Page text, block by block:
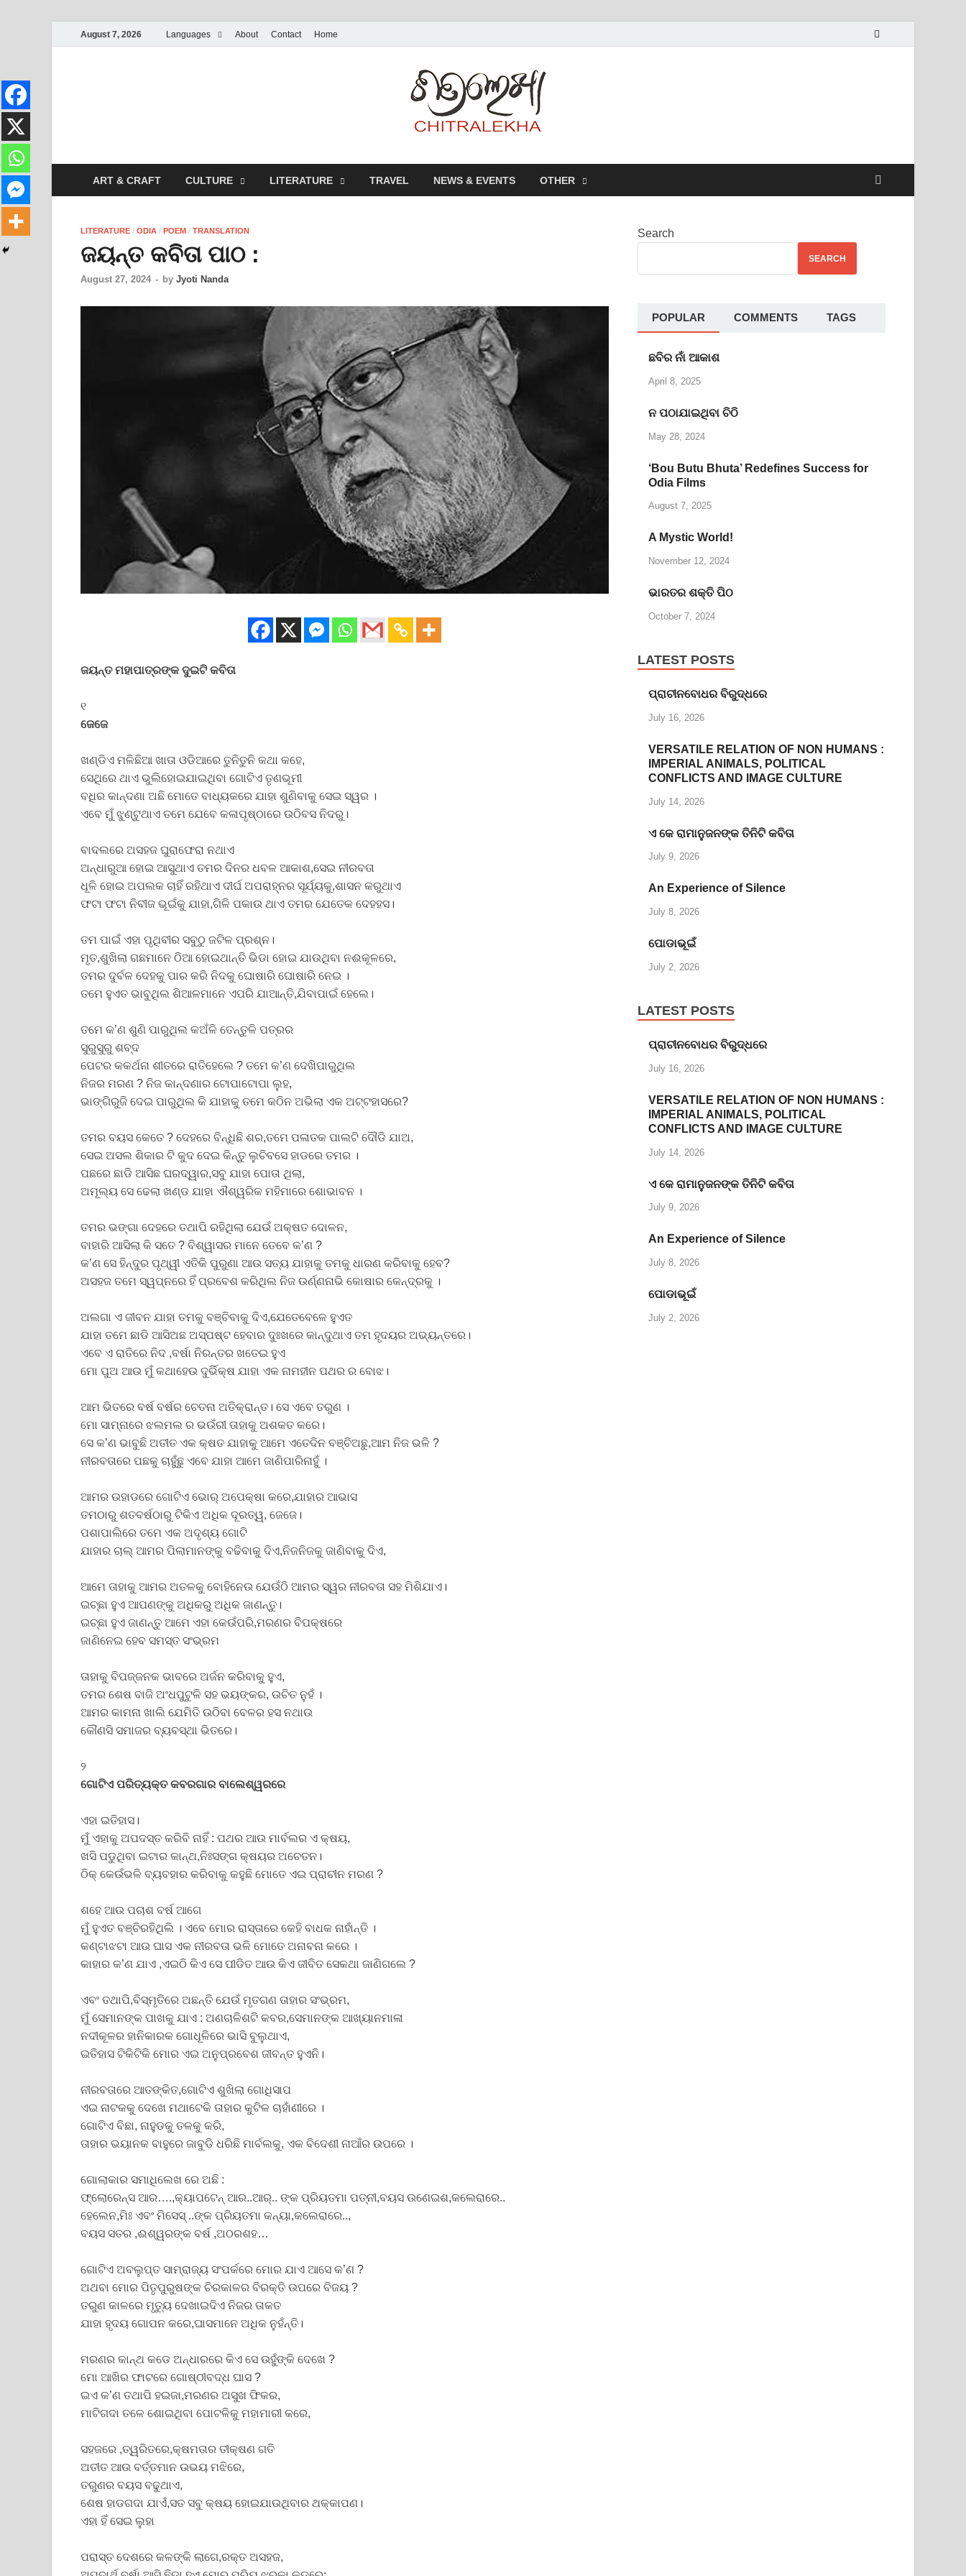
August 7, 2026 Languages About Contact Home
ART & CRAFT CULTURE LITERATURE TRAVEL NEWS & EVENTS OTHER
LITERATURE / ODIA / POEM / TRANSLATION
ଜୟନ୍ତ କବିତା ପାଠ :
August 27, 2024 - by Jyoti Nanda
ଜୟନ୍ତ ମହାପାତ୍ରଙ୍କ ଦୁଇଟି କବିତା
୧
ଜେଜେ
ଖଣ୍ଡିଏ ମଳିଛିଆ ଖାତା ଓଡିଆରେ ତୁନିତୁନି କଥା କହେ,
ସେଥିରେ ଥାଏ ଭୁଲିହୋଇଯାଇଥିବା ଗୋଟିଏ ତୃଣଭୂମୀ
ବଧିର କାନ୍ଦଣା ଅଛି ମୋତେ ବାଧ୍ୟକରେ ଯାହା ଶୁଣିବାକୁ ସେଇ ସ୍ୱର ।
ଏବେ ମୁଁ ଝୁଣ୍ଟୁଥାଏ ତମେ ଯେବେ କଳାପୃଷ୍ଠାରେ ଉଠିବସ ନିଦରୁ।
ବାଦଲରେ ଅସହଜ ଘୁରାଫେରା ନଥାଏ
ଅନ୍ଧାରୁଆ ହୋଇ ଆସୁଥାଏ ତମର ଦିନର ଧବଳ ଆକାଶ,ସେଇ ନୀରବତା
ଧୂଳି ହୋଇ ଅପଲକ ଚାହିଁ ରହିଥାଏ ଦୀର୍ଘ ଅପରାହ୍ନର ସୂର୍ଯ୍ୟକୁ,ଶାସନ କରୁଥାଏ
ଫଟା ଫଟା ନିବୀଜ ଭୂଇଁକୁ ଯାହା,ଗିଳି ପକାଉ ଥାଏ ତମର ଯେତେକ ଦେହହସ।
ତମ ପାଇଁ ଏହା ପୃଥିବୀର ସବୁଠୁ ଜଟିଳ ପ୍ରଶ୍ନ।
ମୃତ,ଶୁଖିଲା ଗଛମାନେ ଠିଆ ହୋଇଥାନ୍ତି ଭିଡା ହୋଇ ଯାଉଥିବା ନଈକୂଳରେ,
ତମର ଦୁର୍ବଳ ଦେହକୁ ପାର କରି ନିଦକୁ ଘୋଷାରି ଘୋଷାରି ନେଇ ।
ତମେ ହୁଏତ ଭାବୁଥିଲ ଶିଆଳମାନେ ଏପରି ଯାଆନ୍ତି,ଯିବାପାଇଁ ହେଲେ।
ତମେ କ’ଣ ଶୁଣି ପାରୁଥିଲ କଅଁଳି ତେନ୍ତୁଳି ପତ୍ରର
ସୁରୁସୁରୁ ଶବ୍ଦ
ପେଟର କକର୍ଥନା ଶୀତରେ ରାତିହେଲେ ? ତମେ କ’ଣ ଦେଖିପାରୁଥିଲ
ନିଜର ମରଣ ? ନିଜ କାନ୍ଦଣାର ଟୋପାଟୋପା ଲୁହ,
ଭାଙ୍ଗିରୁଜି ଦେଇ ପାରୁଥିଲ କି ଯାହାକୁ ତମେ କଠିନ ଅଭିଲା ଏକ ଅଟ୍ଟହାସରେ?
ତମର ବୟସ କେତେ ? ଦେହରେ ବିନ୍ଧିଛି ଶର,ତମେ ପଳାତକ ପାଲଟି ଦୌଡି ଯାଅ,
ସେଇ ଅସଲ ଶିକାର ଟି କୁଦ ଦେଇ କିନ୍ତୁ ଲୁଚିବସେ ହାଡରେ ତମର ।
ପଛରେ ଛାଡି ଆସିଛ ଘରଦ୍ୱାର,ସବୁ ଯାହା ପୋତା ଥିଲା,
ଅମୂଲ୍ୟ ସେ ଢେଲା ଖଣ୍ଡ ଯାହା ଐଶ୍ୱରିକ ମହିମାରେ ଶୋଭାବନ ।
ତମର ଭଙ୍ଗା ଦେହରେ ତଥାପି ରହିଥିଲା ଯେଉଁ ଅକ୍ଷତ ଦୋଳନ,
ବାହାରି ଆସିଲା କି ସତେ ? ବିଶ୍ୱାସର ମାନେ ତେବେ କ’ଣ ?
କ’ଣ ସେ ହିନ୍ଦୁର ପୃଥ୍ୱୀ ଏତିକି ପୁରୁଣା ଆଉ ସତ୍ୟ ଯାହାକୁ ତମକୁ ଧାରଣ କରିବାକୁ ହେବ?
ଅସହଜ ତମେ ସ୍ୱପ୍ନରେ ହିଁ ପ୍ରବେଶ କରିଥିଲ ନିଜ ଉର୍ଣ୍ଣନାଭି କୋଷାର କେନ୍ଦ୍ରକୁ ।
ଅଲଗା ଏ ଜୀବନ ଯାହା ତମକୁ ବଞ୍ଚିବାକୁ ଦିଏ,ଯେତେବେଳେ ହୁଏତ
ଯାହା ତମେ ଛାଡି ଆସିଅଛ ଅସ୍ପଷ୍ଟ ହେବାର ଦୁଃଖରେ କାନ୍ଦୁଥାଏ ତମ ହୃଦୟର ଅଭ୍ୟନ୍ତରେ।
ଏବେ ଏ ରାତିରେ ନିଦ ,ବର୍ଷା ନିରନ୍ତର ଖତେଇ ହୁଏ
ମୋ ପୁଅ ଆଉ ମୁଁ କଥାହେଉ ଦୁର୍ଭିକ୍ଷ ଯାହା ଏକ ନାମହୀନ ପଥର ର ବୋଝ।
ଆମ ଭିତରେ ବର୍ଷ ବର୍ଷର ଚେତନା ଅତିକ୍ରାନ୍ତ। ସେ ଏବେ ତରୁଣ ।
ମୋ ସାମ୍ନାରେ ଝଲମଲ ର ଭଉଁରୀ ତାହାକୁ ଅଶକତ କରେ।
ସେ କ’ଣ ଭାବୁଛି ଅତୀତ ଏକ କ୍ଷତ ଯାହାକୁ ଆମେ ଏତେଦିନ ବଞ୍ଚିଅଛୁ,ଆମ ନିଜ ଭଳି ?
ନୀରବତାରେ ପଛକୁ ଚାହୁଁଛୁ ଏବେ ଯାହା ଆମେ ଜାଣିପାରିନାହୁଁ ।
ଆମର ଉହାଡରେ ଗୋଟିଏ ଭୋର୍ ଅପେକ୍ଷା କରେ,ଯାହାର ଆଭାସ
ତମଠାରୁ ଶତବର୍ଷଠାରୁ ଟିକିଏ ଅଧିକ ଦୂରତ୍ୱ, ଜେଜେ।
ପଶାପାଲିରେ ତମେ ଏକ ଅଦୃଶ୍ୟ ଗୋଟି
ଯାହାର ଚାଲ୍ ଆମର ପିଲାମାନଙ୍କୁ ବଢିବାକୁ ଦିଏ,ନିଜନିଜକୁ ଜାଣିବାକୁ ଦିଏ,
ଆମେ ତାହାକୁ ଆମର ଅତଳକୁ ବୋହିନେଉ ଯେଉଁଠି ଆମର ସ୍ୱର ନୀରବତା ସହ ମିଶିଯାଏ।
ଇଚ୍ଛା ହୁଏ ଆପଣଙ୍କୁ ଅଧିକରୁ ଅଧିକ ଜାଣନ୍ତୁ।
ଇଚ୍ଛା ହୁଏ ଜାଣନ୍ତୁ ଆମେ ଏହା କେଉଁପରି,ମରଣର ବିପକ୍ଷରେ
ଜାଣିନେଇ ହେବ ସମସ୍ତ ସଂଭ୍ରମ
ତାହାକୁ ବିପଜ୍ଜନକ ଭାବରେ ଅର୍ଜନ କରିବାକୁ ହୁଏ,
ତମର ଶେଷ ବାଜି ଅଂଧପୁଟୁଳି ସହ ଭୟଙ୍କର, ଉଚିତ ନୁହଁ ।
ଆମର କାମନା ଖାଲି ଯେମିତି ଉଠିବା ବେଳର ହସ ନଥାଉ
କୌଣସି ସମାଜର ବ୍ୟବସ୍ଥା ଭିତରେ।
୨
ଗୋଟିଏ ପରିତ୍ୟକ୍ତ କବରଗାର ବାଲେଶ୍ୱରରେ
ଏହା ଇତିହାସ।
ମୁଁ ଏହାକୁ ଅପଦସ୍ତ କରିବି ନାହିଁ : ପଥର ଆଉ ମାର୍ବଲର ଏ କ୍ଷୟ,
ଖସି ପଡୁଥିବା ଇଟାର କାନ୍ଥ,ନିଃସଙ୍ଗ କ୍ଷୟର ଅଚେତନ।
ଠିକ୍ କେଉଁଭଳି ବ୍ୟବହାର କରିବାକୁ କହୁଛି ମୋତେ ଏଇ ପ୍ରାଚୀନ ମରଣ ?
ଶହେ ଆଉ ପଚାଶ ବର୍ଷ ଆଗେ
ମୁଁ ହୁଏତ ବଞ୍ଚିରହିଥିଲି । ଏବେ ମୋର ରାସ୍ତାରେ କେହି ବାଧକ ନାହାଁନ୍ତି ।
କଣ୍ଟାଝଟା ଆଉ ଘାସ ଏକ ନୀରବତା ଭଳି ମୋତେ ଅନାବନା କରେ ।
କାହାର କ’ଣ ଯାଏ ,ଏଇଠି କିଏ ସେ ପୀଡିତ ଆଉ କିଏ ଜୀବିତ ସେକଥା ଜାଣିଗଲେ ?
ଏବଂ ତଥାପି,ବିସ୍ମୃତିରେ ଅଛନ୍ତି ଯେଉଁ ମୃତଗଣ ତାହାର ସଂଭ୍ରମ,
ମୁଁ ସେମାନଙ୍କ ପାଖକୁ ଯାଏ : ଅଣଚାଳିଶଟି କବର,ସେମାନଙ୍କ ଆଖ୍ୟାନମାଳା
ନଦୀକୂଳର ହାନିକାରକ ଗୋଧୂଳିରେ ଭାସି ବୁଲୁଥାଏ,
ଇତିହାସ ଟିକିଟିକି ମୋର ଏଇ ଅନୁପ୍ରବେଶ ଜୀବନ୍ତ ହୁଏନି।
ନୀରବତାରେ ଆତଙ୍କିତ,ଗୋଟିଏ ଶୁଖିଲା ଗୋଧିସାପ
ଏଇ ନାଟକକୁ ଦେଖେ ମଥାଟେକି ତାହାର କୁଟିଳ ଚାହାଁଣୀରେ ।
ଗୋଟିଏ ବିଛା, ନାହୁଡକୁ ତଳକୁ କରି,
ତାହାର ଭୟାନକ ବାହୁରେ ଜାବୁଡି ଧରିଛି ମାର୍ବଲକୁ, ଏକ ବିଦେଶୀ ନାଆଁର ଉପରେ ।
ଗୋଲାକାର ସମାଧିଲେଖ ରେ ଅଛି :
ଫ୍ଲୋରେନ୍ସ ଆର….,କ୍ୟାପଟେନ୍ ଆର..ଆର୍.. ଙ୍କ ପ୍ରିୟତମା ପତ୍ନୀ,ବୟସ ଉଣେଇଶ,କଲେରାରେ..
ହେଲେନ,ମିଃ ଏବଂ ମିସେସ୍ ..ଙ୍କ ପ୍ରିୟତମା କନ୍ୟା,କଲେରାରେ..,
ବୟସ ସତର ,ଈଶ୍ୱରଙ୍କ ବର୍ଷ ,ଅଠରଶହ…
ଗୋଟିଏ ଅବଲୁପ୍ତ ସାମ୍ରାଜ୍ୟ ସଂପର୍କରେ ମୋର ଯାଏ ଆସେ କ’ଣ ?
ଅଥବା ମୋର ପିତୃପୁରୁଷଙ୍କ ଚିରକାଳର ବିରକ୍ତି ଉପରେ ବିଜୟ ?
ତରୁଣ କାଳରେ ମୃତ୍ୟୁ ଦେଖାଇଦିଏ ନିଜର ତାକତ
ଯାହା ହୃଦୟ ଗୋପନ କରେ,ଘାସମାନେ ଅଧିକ ନୁହଁନ୍ତି।
ମରଣର କାନ୍ଥ କଡେ ଅନ୍ଧାରରେ କିଏ ସେ ଉହୁଁଙ୍କି ଦେଖେ ?
ମୋ ଆଖିର ଫାଟରେ ଗୋଷ୍ଠୀବଦ୍ଧ ଘାସ ?
ଇଏ କ’ଣ ତଥାପି ହଇଜା,ମରଣର ଅସୁଖ ଫିକର,
ମାଟିଗଦା ତଳେ ଶୋଇଥିବା ପୋଟଳିକୁ ମହାମାରୀ କରେ,
ସହଜରେ ,ତ୍ୱରିତରେ,କ୍ଷମତାର ତୀକ୍ଷଣ ଗତି
ଅତୀତ ଆଉ ବର୍ତ୍ତମାନ ଉଭୟ ମଝିରେ,
ତରୁଣର ବୟସ ବଢୁଥାଏ,
ଶେଷ ହାଡଗଦା ଯାଏଁ,ସତ ସବୁ କ୍ଷୟ ହୋଇଯାଉଥିବାର ଥକ୍କାପଣ।
ଏହା ହିଁ ସେଇ ଲୁହା
ପରାସ୍ତ ଦେଶରେ କଳଙ୍କି ଲାଗେ,ରକ୍ତ ଅସହଜ,
Search
SEARCH
POPULAR COMMENTS TAGS
ଛବିର ନାଁ ଆକାଶ
April 8, 2025
ନ ପଠାଯାଇଥିବା ଚିଠି
May 28, 2024
‘Bou Butu Bhuta’ Redefines Success for
Odia Films
August 7, 2025
A Mystic World!
November 12, 2024
ଭାରତର ଶକ୍ତି ପିଠ
October 7, 2024
LATEST POSTS
ପ୍ରାଚୀନବୋଧର ବିରୁଦ୍ଧରେ
July 16, 2026
VERSATILE RELATION OF NON HUMANS :
IMPERIAL ANIMALS, POLITICAL
CONFLICTS AND IMAGE CULTURE
July 14, 2026
ଏ କେ ରାମାନୁଜନଙ୍କ ତିନିଟି କବିତା
July 9, 2026
An Experience of Silence
July 8, 2026
ପୋଡାଭୂଇଁ
July 2, 2026
LATEST POSTS
ପ୍ରାଚୀନବୋଧର ବିରୁଦ୍ଧରେ
July 16, 2026
VERSATILE RELATION OF NON HUMANS :
IMPERIAL ANIMALS, POLITICAL
CONFLICTS AND IMAGE CULTURE
July 14, 2026
ଏ କେ ରାମାନୁଜନଙ୍କ ତିନିଟି କବିତା
July 9, 2026
An Experience of Silence
July 8, 2026
ପୋଡାଭୂଇଁ
July 2, 2026